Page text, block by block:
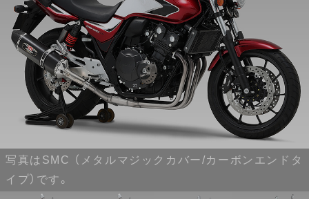
写真はSMC （メタルマジックカバー/カーボンエンドタ
イプ）です。